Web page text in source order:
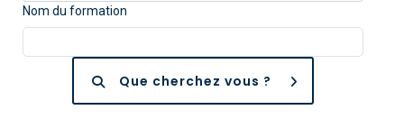
Nom du formation
Que cherchez vous ?